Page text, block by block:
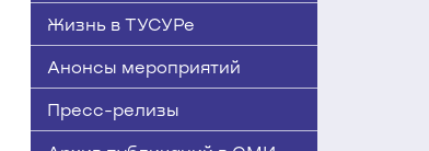
Жизнь в ТУСУРе
Анонсы мероприятий
Пресс-релизы